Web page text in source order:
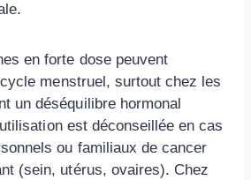
en forte dose peuvent
menstruel, surtout chez les
un déséquilibre hormonal
est déconseillée en cas
ou familiaux de cancer
(sein, utérus, ovaires). Chez